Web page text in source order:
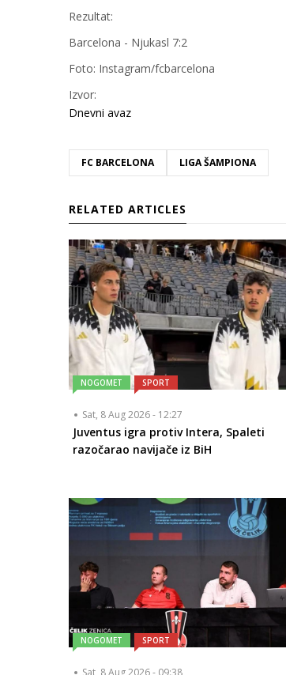
Rezultat:
Barcelona - Njukasl 7:2
Foto: Instagram/fcbarcelona
Izvor:
Dnevni avaz
FC BARCELONA LIGA ŠAMPIONA
RELATED ARTICLES
NOGOMET SPORT
Sat, 8 Aug 2026 - 12:27
Juventus igra protiv Intera, Spaleti
razočarao navijače iz BiH
NOGOMET SPORT